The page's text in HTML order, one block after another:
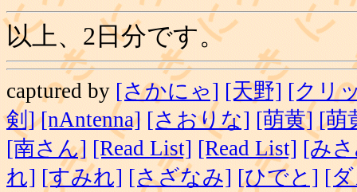
以上、2日分です。
captured by [さかにゃ] [天野] [クリ
剣] [nAntenna] [さおりな] [萌黄] [萌
[南さん] [Read List] [Read List] [み
れ] [すみれ] [さざなみ] [ひでと] [